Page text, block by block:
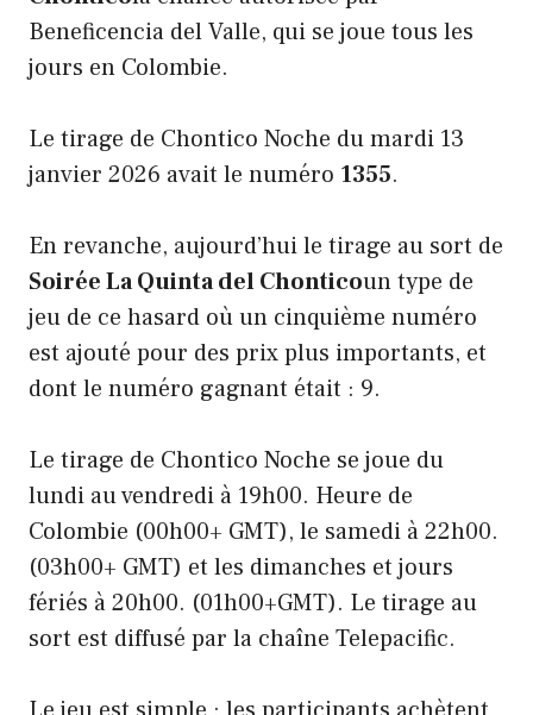
Beneficencia del Valle, qui se joue tous les
jours en Colombie.
Le tirage de Chontico Noche du mardi 13
janvier 2026 avait le numéro 1355.
En revanche, aujourd’hui le tirage au sort de
Soirée La Quinta del Chonticoun type de
jeu de ce hasard où un cinquième numéro
est ajouté pour des prix plus importants, et
dont le numéro gagnant était : 9.
Le tirage de Chontico Noche se joue du
lundi au vendredi à 19h00. Heure de
Colombie (00h00+ GMT), le samedi à 22h00.
(03h00+ GMT) et les dimanches et jours
fériés à 20h00. (01h00+GMT). Le tirage au
sort est diffusé par la chaîne Telepacific.